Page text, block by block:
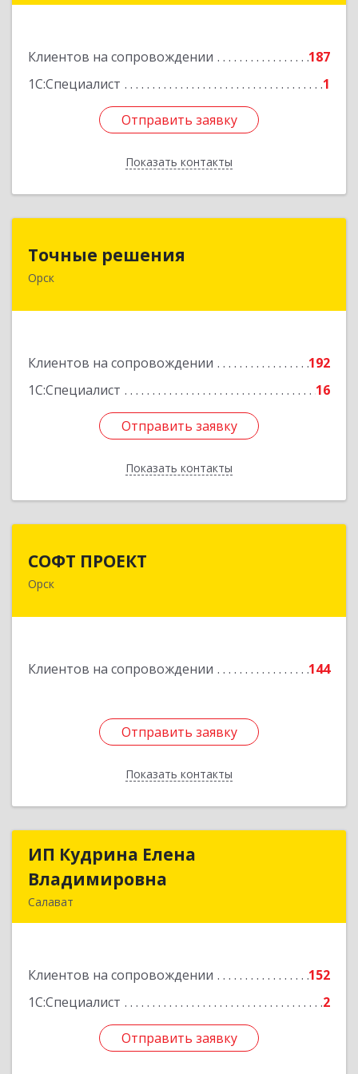
Клиентов на сопровождении
187
1С:Специалист
1
Отправить заявку
Показать контакты
Отправить заявку
Назад
Точные решения
Орск
Клиентов на сопровождении
192
1С:Специалист
16
Отправить заявку
Показать контакты
Подробнее
Отправить заявку
Назад
СОФТ ПРОЕКТ
Орск
Клиентов на сопровождении 144
Отправить заявку
Показать контакты
Отправить заявку
Назад
ИП Кудрина Елена
Владимировна
Салават
Клиентов на сопровождении
152
1С:Специалист
2
Отправить заявку
ИП Кудрина Елена
Подробнее
Отправить заявку